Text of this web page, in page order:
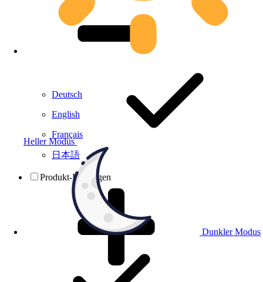
Heller Modus
Dunkler Modus
Deutsch
English
Français
日本語
Produkt-Prüfungen